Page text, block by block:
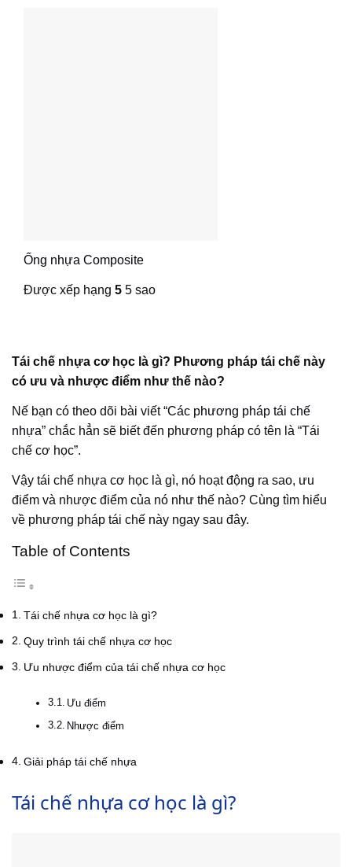
Ống nhựa Composite
Được xếp hạng 5 5 sao
Tái chế nhựa cơ học là gì? Phương pháp tái chế này
có ưu và nhược điểm như thế nào?
Nế bạn có theo dõi bài viết “Các phương pháp tái chế
nhựa” chắc hẳn sẽ biết đến phương pháp có tên là “Tái
chế cơ học”.
Vậy tái chế nhựa cơ học là gì, nó hoạt động ra sao, ưu
điểm và nhược điểm của nó như thế nào? Cùng tìm hiểu
về phương pháp tái chế này ngay sau đây.
Table of Contents
Tái chế nhựa cơ học là gì?
Quy trình tái chế nhựa cơ học
Ưu nhược điểm của tái chế nhựa cơ học
Ưu điểm
Nhược điểm
Giải pháp tái chế nhựa
Tái chế nhựa cơ học là gì?